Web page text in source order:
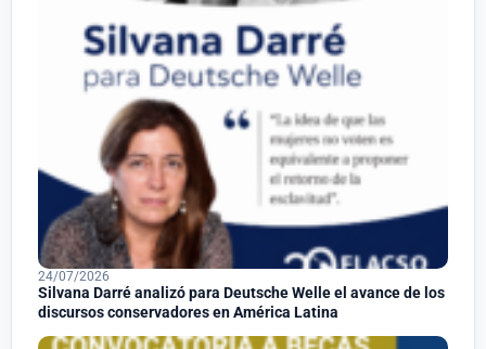
24/07/2026
Silvana Darré analizó para Deutsche Welle el avance de los
discursos conservadores en América Latina